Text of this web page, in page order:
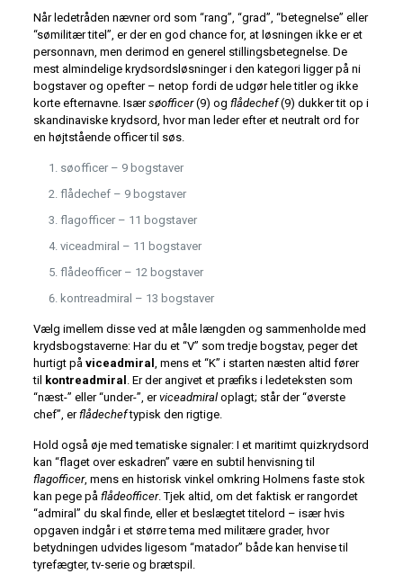
Når ledetråden nævner ord som “rang”, “grad”, “betegnelse” eller
“sømilitær titel”, er der en god chance for, at løsningen ikke er et
personnavn, men derimod en generel stillingsbetegnelse. De
mest almindelige krydsordsløsninger i den kategori ligger på ni
bogstaver og opefter – netop fordi de udgør hele titler og ikke
korte efternavne. Isærsøofficer(9) og flådechef(9) dukker tit op i
skandinaviske krydsord, hvor man leder efter et neutralt ord for
en højtstående officer til søs.
søofficer – 9 bogstaver
flådechef – 9 bogstaver
flagofficer – 11 bogstaver
viceadmiral – 11 bogstaver
flådeofficer – 12 bogstaver
kontreadmiral – 13 bogstaver
Vælg imellem disse ved at måle længden og sammenholde med
krydsbogstaverne: Har du et “V” som tredje bogstav, peger det
hurtigt på viceadmiral , mens et “K” i starten næsten altid fører
til kontreadmiral . Er der angivet et præfiks i ledeteksten som
“næst-” eller “under-”, erviceadmiraloplagt; står der “øverste
chef”, erflådecheftypisk den rigtige.
Hold også øje med tematiske signaler: I et maritimt quizkrydsord
kan “flaget over eskadren” være en subtil henvisning til
flagofficer, mens en historisk vinkel omkring Holmens faste stok
kan pege på flådeofficer. Tjek altid, om det faktisk er rangordet
“admiral” du skal finde, eller et beslægtet titelord – især hvis
opgaven indgår i et større tema med militære grader, hvor
betydningen udvides ligesom “matador” både kan henvise til
tyrefægter, tv-serie og brætspil.